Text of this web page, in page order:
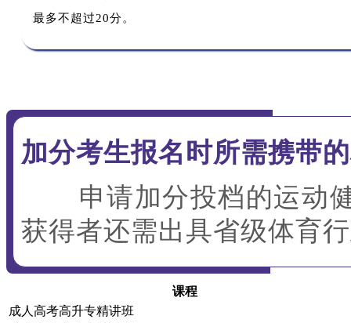
最多不超过20分。
加分考生报名时所需携带
申请加分投档的运动健
获得者还需出具省级体育
课程
成人高考高升专精讲班